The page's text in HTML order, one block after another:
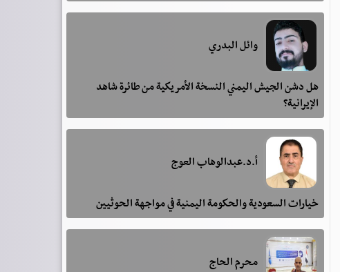
وائل البدري
هل دشن الجيش اليمني النسخة الأمريكية من طائرة شاهد
الإيرانية؟
أ.د.عبدالوهاب العوج
خيارات السعودية والحكومة اليمنية في مواجهة الحوثيين
محرم الحاج